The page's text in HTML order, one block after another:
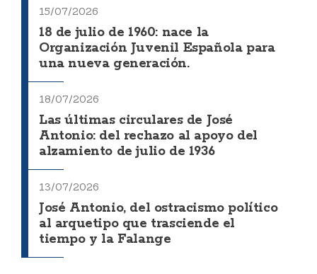
15/07/2026
18 de julio de 1960: nace la
Organización Juvenil Española para
una nueva generación.
18/07/2026
Las últimas circulares de José
Antonio: del rechazo al apoyo del
alzamiento de julio de 1936
13/07/2026
José Antonio, del ostracismo político
al arquetipo que trasciende el
tiempo y la Falange